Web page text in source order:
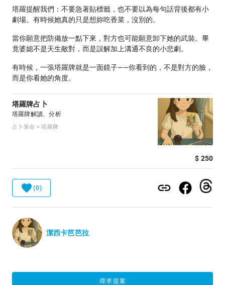
塔羅提醒我們：不要急著貼標籤，也不要以為每句話背後都有小
劇場。有時候她真的只是想妳吃香菜，沒別的。
當你願意把防備放一點下來，對方也可能願意卸下她的武裝。畢
竟婆媳不是天生敵對，而是誤解加上溝通不良的小悲劇。
有時候，一張塔羅牌就是一面鏡子——你看到的，不是對方的臉，
而是你看她的角度。
塔羅牌占卜
塔羅牌解讀、分析
占卜算命 > 塔羅牌
$ 250
(0)
潔西卡芭芭拉
尋求提案